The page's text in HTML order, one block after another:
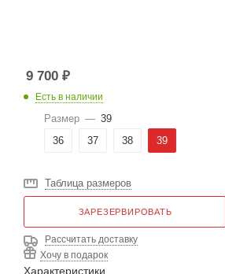
9 700 ₽
Есть в наличии
Размер — 39
36
37 38 39
Таблица размеров
ЗАРЕЗЕРВИРОВАТЬ
Рассчитать доставку
Хочу в подарок
Характеристики